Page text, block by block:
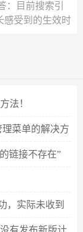
：目前搜索引
感受到的生效时
法！
菜单的解决方
链接不存在”
，实际未收到